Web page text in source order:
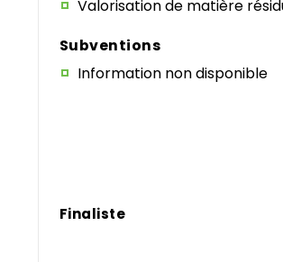
Valorisation de matière
Subventions
Information non disponible
Finaliste